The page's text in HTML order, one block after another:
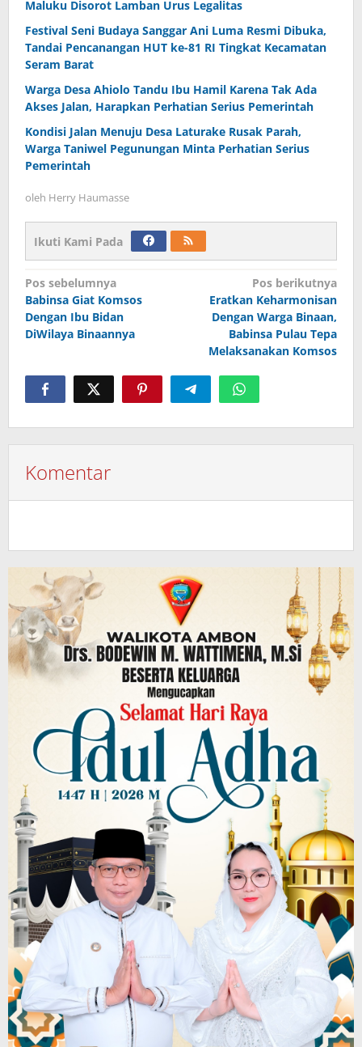
Maluku Disorot Lamban Urus Legalitas
Festival Seni Budaya Sanggar Ani Luma Resmi Dibuka,
Tandai Pencanangan HUT ke-81 RI Tingkat Kecamatan
Seram Barat
Warga Desa Ahiolo Tandu Ibu Hamil Karena Tak Ada
Akses Jalan, Harapkan Perhatian Serius Pemerintah
Kondisi Jalan Menuju Desa Laturake Rusak Parah,
Warga Taniwel Pegunungan Minta Perhatian Serius
Pemerintah
oleh Herry Haumasse
Ikuti Kami Pada
Navigasi
pos
Pos sebelumnya
Babinsa Giat Komsos
Dengan Ibu Bidan
DiWilaya Binaannya
Pos berikutnya
Eratkan Keharmonisan
Dengan Warga Binaan,
Babinsa Pulau Tepa
Melaksanakan Komsos
Komentar